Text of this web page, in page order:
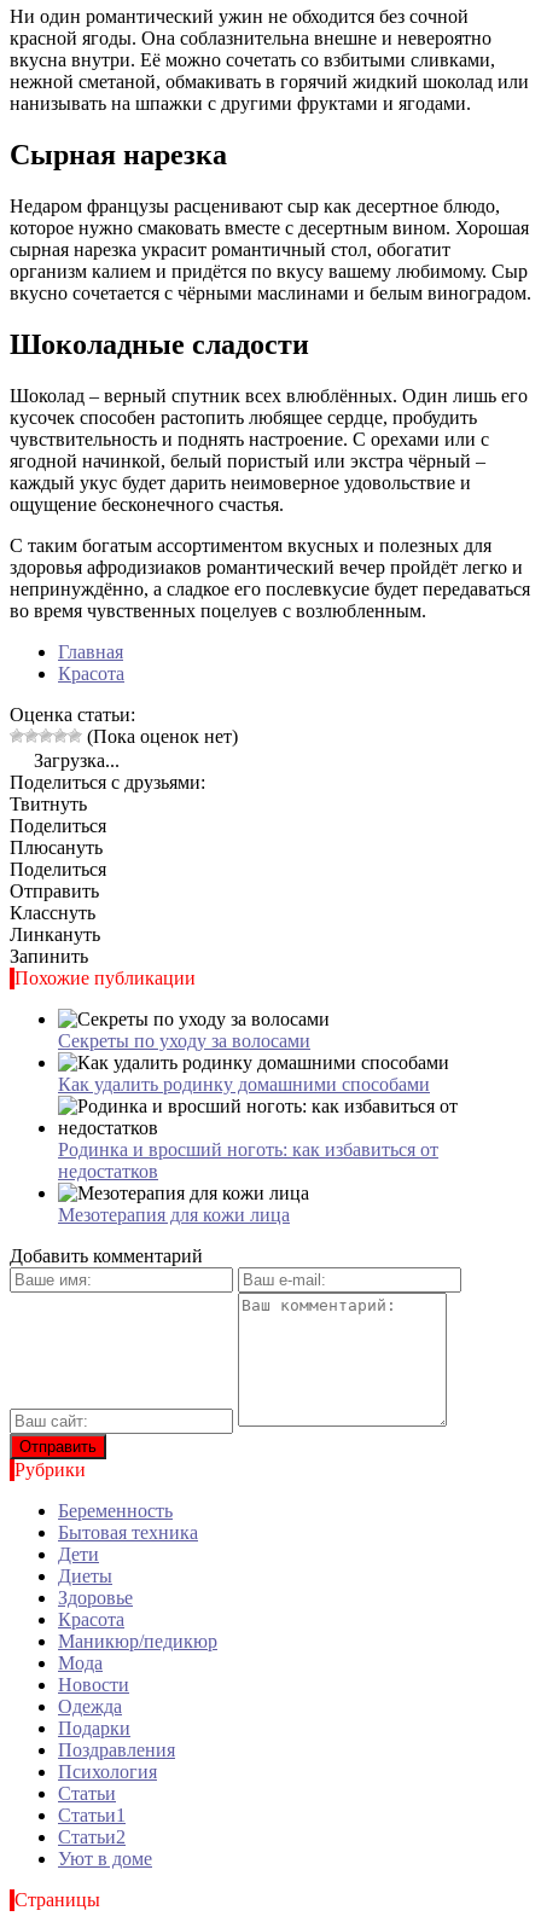
Ни один романтический ужин не обходится без сочной
красной ягоды. Она соблазнительна внешне и невероятно
вкусна внутри. Её можно сочетать со взбитыми сливками,
нежной сметаной, обмакивать в горячий жидкий шоколад или
нанизывать на шпажки с другими фруктами и ягодами.
Сырная нарезка
Недаром французы расценивают сыр как десертное блюдо,
которое нужно смаковать вместе с десертным вином. Хорошая
сырная нарезка украсит романтичный стол, обогатит
организм калием и придётся по вкусу вашему любимому. Сыр
вкусно сочетается с чёрными маслинами и белым виноградом.
Шоколадные сладости
Шоколад – верный спутник всех влюблённых. Один лишь его
кусочек способен растопить любящее сердце, пробудить
чувствительность и поднять настроение. С орехами или с
ягодной начинкой, белый пористый или экстра чёрный –
каждый укус будет дарить неимоверное удовольствие и
ощущение бесконечного счастья.
С таким богатым ассортиментом вкусных и полезных для
здоровья афродизиаков романтический вечер пройдёт легко и
непринуждённо, а сладкое его послевкусие будет передаваться
во время чувственных поцелуев с возлюбленным.
Главная
Красота
Оценка статьи:
(Пока оценок нет)
Загрузка...
Поделиться с друзьями:
Твитнуть
Поделиться
Плюсануть
Поделиться
Отправить
Класснуть
Линкануть
Запинить
Похожие публикации
Секреты по уходу за волосами
Как удалить родинку домашними способами
Родинка и вросший ноготь: как избавиться от
недостатков
Мезотерапия для кожи лица
Добавить комментарий
Рубрики
Беременность
Бытовая техника
Дети
Диеты
Здоровье
Красота
Маникюр/педикюр
Мода
Новости
Одежда
Подарки
Поздравления
Психология
Статьи
Статьи1
Статьи2
Уют в доме
Страницы